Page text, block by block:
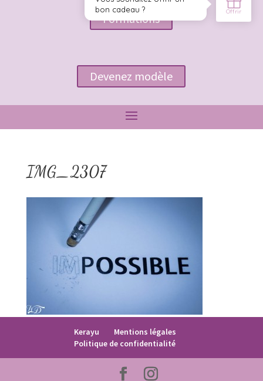
Formations
Devenez modèle
IMG_2307
Kerayu
Mentions légales
Politique de confidentialité